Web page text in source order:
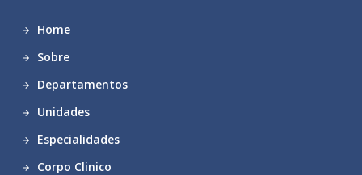
Home
Sobre
Departamentos
Unidades
Especialidades
Corpo Clinico